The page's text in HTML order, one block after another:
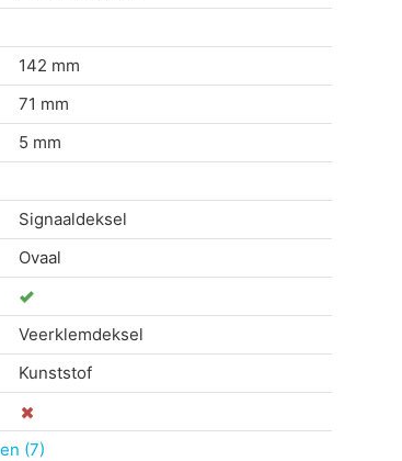
142 mm
71 mm
5 mm
Signaaldeksel
Ovaal
Veerklemdeksel
Kunststof
(7)